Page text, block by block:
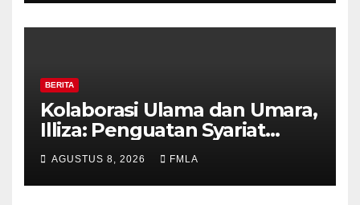
BERITA
Kolaborasi Ulama dan Umara,
Illiza: Penguatan Syariat
Islam Tanggung Jawab
Bersama
AGUSTUS 8, 2026 FMLA